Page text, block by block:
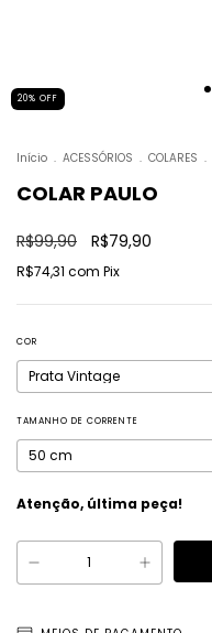
20% OFF
Início . ACESSÓRIOS . COLARES .
COLAR PAULO
R$99,90 R$79,90
R$74,31 com Pix
COR
TAMANHO DE CORRENTE
Atenção, última peça!